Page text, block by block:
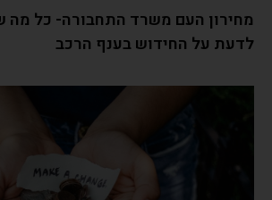
מחירון העם משרד התחבורה- כל מה
לדעת על החידוש בענף הרכב